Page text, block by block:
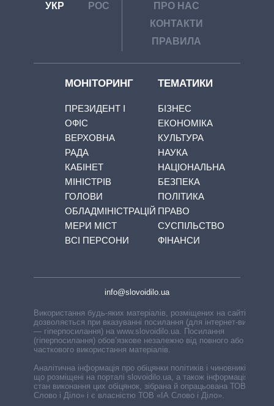
УКР РОС
ПРО НАС
КОНТАКТИ
ПРАВИЛА
МОНІТОРИНГ
ПРЕЗИДЕНТ І
ОФІС
ВЕРХОВНА
РАДА
КАБІНЕТ
МІНІСТРІВ
ГОЛОВИ
ОБЛАДМІНІСТРАЦІЙ
МЕРИ МІСТ
ВСІ ПЕРСОНИ
ТЕМАТИКИ
БІЗНЕС
ЕКОНОМІКА
КУЛЬТУРА
НАУКА
НАЦІОНАЛЬНА
БЕЗПЕКА
ПОЛІТИКА
ПРАВО
СУСПІЛЬСТВО
ФІНАНСИ
info@slovoidilo.ua
Використання будь-яких матеріалів, розміщених на сайті,
дозволяється при вказуванні посилання (для інтернет-видань
— гіперпосилання) на www.slovoidilo.ua. Посилання
(гіперпосилання) обов’язкове незалежно від повного або
часткового використання матеріалів.
Аналітична інформація про обіцянки політиків і чиновників,
що розміщені на порталі slovoidilo.ua, а також інформація про
стан виконання цих обіцянок, зібрана й опрацьована ТОВ «ІА
Слово і Діло» і є власністю ТОВ «ІА Слово і Діло».